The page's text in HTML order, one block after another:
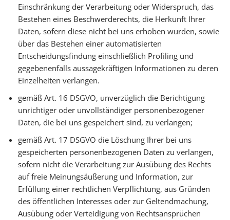
Einschränkung der Verarbeitung oder Widerspruch, das
Bestehen eines Beschwerderechts, die Herkunft Ihrer
Daten, sofern diese nicht bei uns erhoben wurden, sowie
über das Bestehen einer automatisierten
Entscheidungsfindung einschließlich Profiling und
gegebenenfalls aussagekräftigen Informationen zu deren
Einzelheiten verlangen.
gemäß Art. 16 DSGVO, unverzüglich die Berichtigung
unrichtiger oder unvollständiger personenbezogener
Daten, die bei uns gespeichert sind, zu verlangen;
gemäß Art. 17 DSGVO die Löschung Ihrer bei uns
gespeicherten personenbezogenen Daten zu verlangen,
sofern nicht die Verarbeitung zur Ausübung des Rechts
auf freie Meinungsäußerung und Information, zur
Erfüllung einer rechtlichen Verpflichtung, aus Gründen
des öffentlichen Interesses oder zur Geltendmachung,
Ausübung oder Verteidigung von Rechtsansprüchen